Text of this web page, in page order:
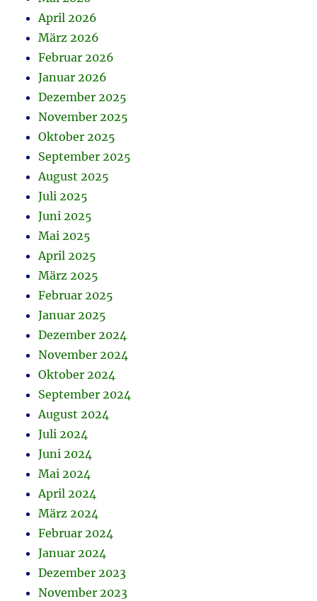
April 2026
März 2026
Februar 2026
Januar 2026
Dezember 2025
November 2025
Oktober 2025
September 2025
August 2025
Juli 2025
Juni 2025
Mai 2025
April 2025
März 2025
Februar 2025
Januar 2025
Dezember 2024
November 2024
Oktober 2024
September 2024
August 2024
Juli 2024
Juni 2024
Mai 2024
April 2024
März 2024
Februar 2024
Januar 2024
Dezember 2023
November 2023